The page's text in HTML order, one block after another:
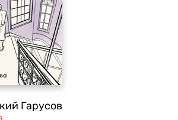
Гарусов